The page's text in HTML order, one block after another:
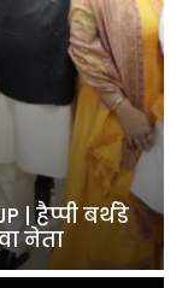
| हैप्पी बर्थडे
नेता